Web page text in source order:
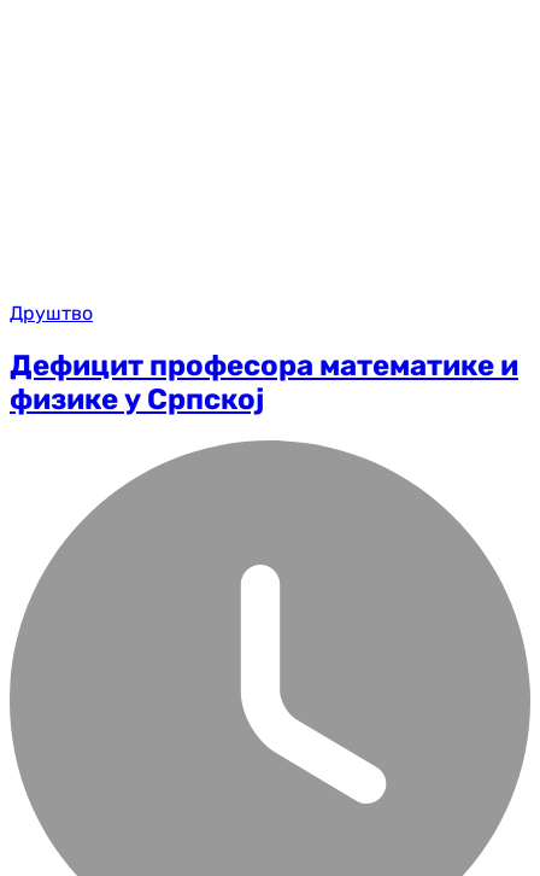
Друштво
Дефицит професора математике и
физике у Српској